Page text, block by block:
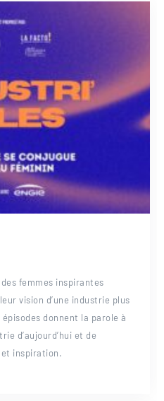
femmes inspirantes
vision d’une industrie plus
donnent la parole à
d’aujourd’hui et de
inspiration.